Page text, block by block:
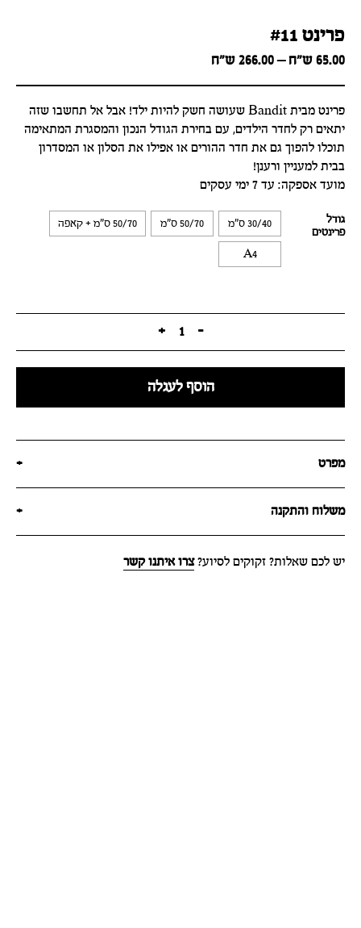
פרינט #11
65.00 ש״ח –
266.00 ש״חPrice
through
266.00 ש״ח
פרינט מבית Bandit שעושה חשק להיות ילד! אבל אל תחשבו שזה
יתאים רק לחדר הילדים, עם בחירת הגודל הנכון והמסגרת המתאימה
תוכלו להפוך גם את חדר ההורים או אפילו את הסלון או המסדרון
בבית למעניין ורענן!
מועד אספקה: עד 7 ימי עסקים
גודל
פרינטים
30/40 ס"מ 50/70 ס"מ 50/70 ס"מ + קאפה
A4
-
1
+
הוסף לעגלה
מפרט +
משלוח והתקנה +
יש לכם שאלות? זקוקים לסיוע?צרו איתנו קשר